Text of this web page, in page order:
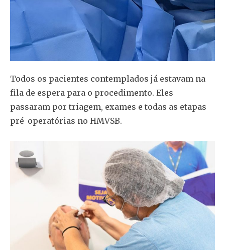
Todos os pacientes contemplados já estavam na
fila de espera para o procedimento. Eles
passaram por triagem, exames e todas as etapas
pré-operatórias no HMVSB.